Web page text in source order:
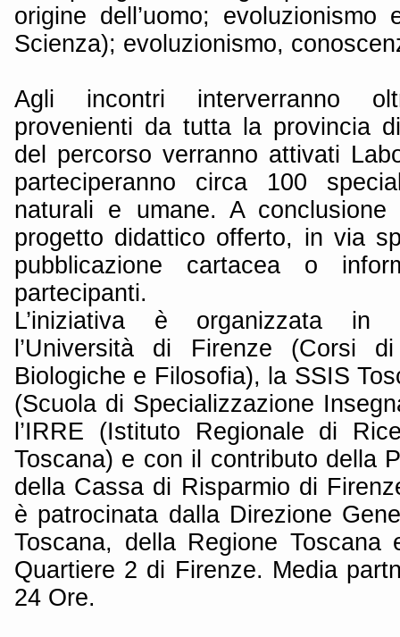
origine dell’uomo;
Scienza); evoluzionismo,
Agli incontri interverranno
provenienti da tutta la provincia
del percorso verranno attivati
parteciperanno circa 100
naturali e umane. A
progetto didattico offerto, in via
pubblicazione cartacea o
partecipanti.
L’iniziativa è organizzata in
l’Università di Firenze (Corsi
Biologiche e Filosofia), la SSIS
(Scuola di Specializzazione
l’IRRE (Istituto Regionale di
Toscana) e con il contributo della
della Cassa di Risparmio di
è patrocinata dalla Direzione
Toscana, della Regione
Quartiere 2 di Firenze. Media
24 Ore.